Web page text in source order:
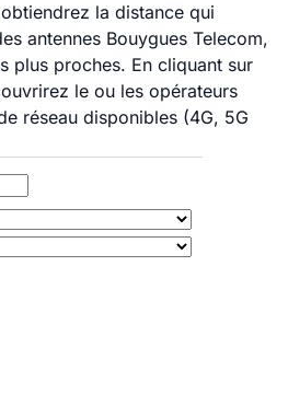
la distance qui
antennes Bouygues Telecom,
plus proches. En cliquant sur
le ou les opérateurs
réseau disponibles (4G, 5G